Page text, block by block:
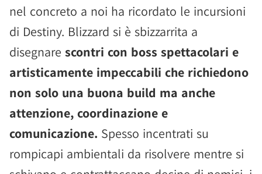
nel concreto a noi ha ricordato le incursioni
di Destiny. Blizzard si è sbizzarrita a
disegnare scontri con boss spettacolari e
artisticamente impeccabili che richiedono
non solo una buona build ma anche
attenzione, coordinazione e
comunicazione. Spesso incentrati su
rompicapi ambientali da risolvere mentre si